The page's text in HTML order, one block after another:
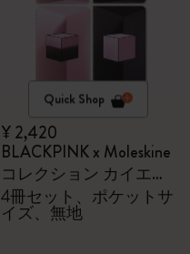
Quick Shop
¥ 2,420
BLACKPINK x Moleskine
コレクション カイエジ
ャーナル セット
4冊セット、ポケットサ
イズ、無地